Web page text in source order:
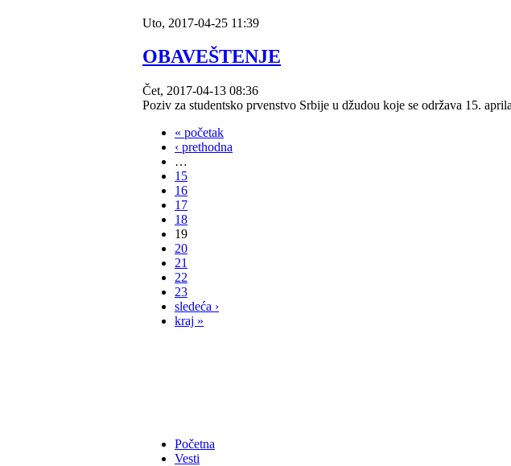
Uto, 2017-04-25 11:39
OBAVEŠTENJE
Čet, 2017-04-13 08:36
Poziv za studentsko prvenstvo Srbije u džudou koje se održava 15.
« početak
‹ prethodna
…
15
16
17
18
19
20
21
22
23
sledeća ›
kraj »
Početna
Vesti